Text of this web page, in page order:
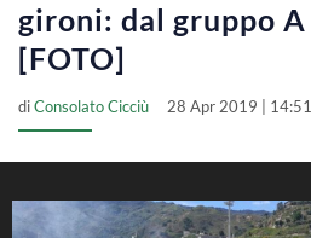
gironi: dal gruppo
[FOTO]
diConsolato Cicciù 28 Apr 2019 | 14:51